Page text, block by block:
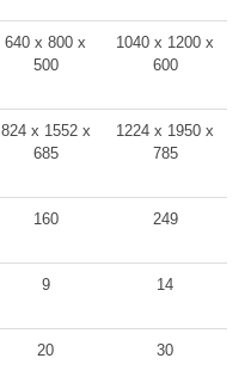
640 x 800 x
500
1040 x 1200 x
600
824 x 1552 x
685
1224 x 1950 x
785
160 249
9 14
20 30